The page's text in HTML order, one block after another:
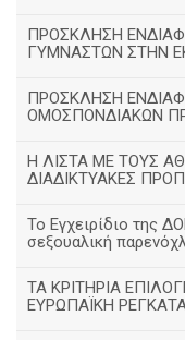
ΠΡΟΣΚΛΗΣΗ
ΓΥΜΝΑΣΤΩΝ ΣΤΗΝ
ΠΡΟΣΚΛΗΣΗ
ΟΜΟΣΠΟΝΔΙΑΚΩΝ
H ΛΙΣΤΑ ΜΕ ΤΟΥΣ
ΔΙΑΔΙΚΤΥΑΚΕΣ
Το Εγχειρίδιο της
σεξουαλική
ΤΑ ΚΡΙΤΗΡΙΑ
ΕΥΡΩΠΑΪΚΗ